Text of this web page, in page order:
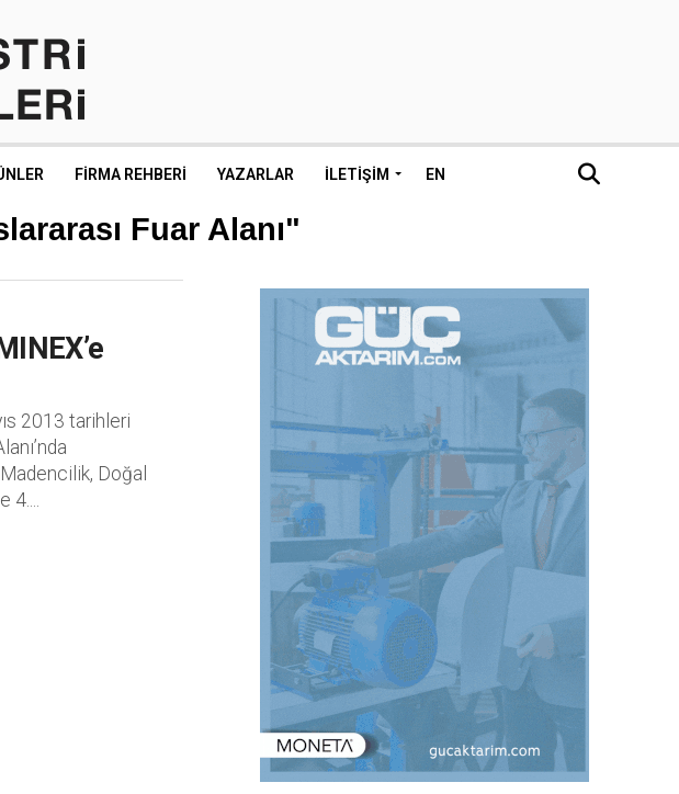
FIRMA REHBERI YAZARLAR İLETIŞIM EN
Fuar Alanı"
2013 tarihleri
Doğal
4....